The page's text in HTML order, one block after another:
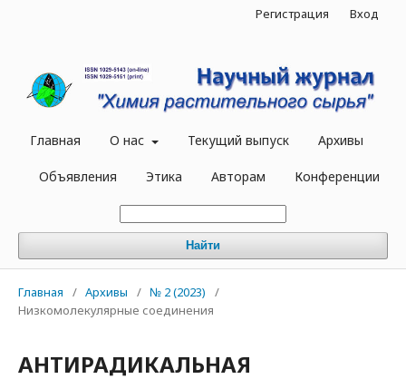
Главная О нас Текущий выпуск Архивы
Объявления Этика Авторам Конференции
Найти
Регистрация Вход
Главная / Архивы / № 2 (2023)
/
Низкомолекулярные соединения
АНТИРАДИКАЛЬНАЯ